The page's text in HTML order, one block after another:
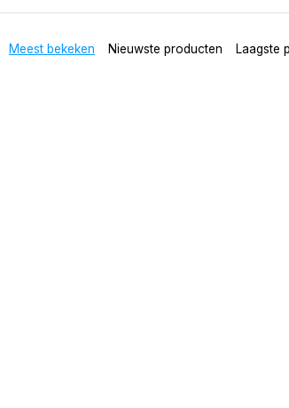
Meest bekeken Nieuwste producten Laagste